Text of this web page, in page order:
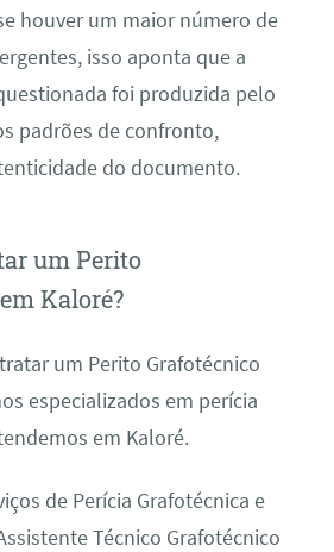
houver um maior número de
isso aponta que a
foi produzida pelo
padrões de confronto,
do documento.
um Perito
Kaloré?
um Perito Grafotécnico
especializados em perícia
em Kaloré.
de Perícia Grafotécnica e
Técnico Grafotécnico